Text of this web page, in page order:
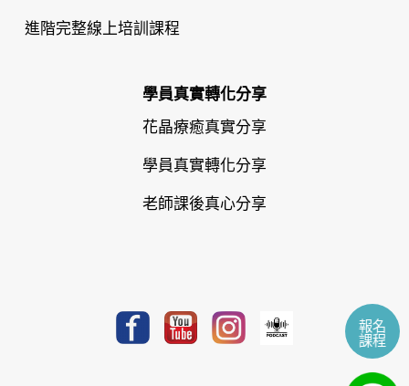
進階完整線上培訓課程
學員真實轉化分享
花晶療癒真實分享
學員真實轉化分享
老師課後真心分享
報名
課程